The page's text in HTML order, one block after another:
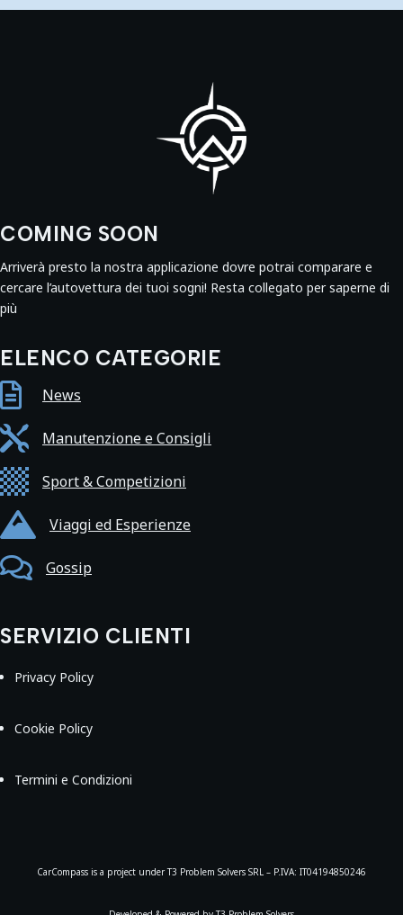
COMING SOON
Arriverà presto la nostra applicazione dovre potrai comparare e
cercare l’autovettura dei tuoi sogni! Resta collegato per saperne di
più
ELENCO CATEGORIE
 News
 Manutenzione e Consigli
 Sport & Competizioni
 Viaggi ed Esperienze
 Gossip
SERVIZIO CLIENTI
Privacy Policy
Cookie Policy
Termini e Condizioni
CarCompass is a project under T3 Problem Solvers SRL – P.IVA: IT04194850246